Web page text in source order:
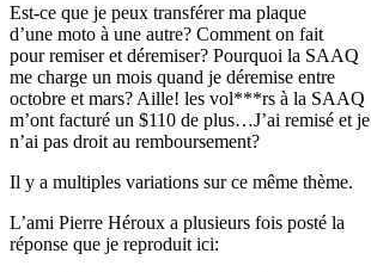
Est-ce que je peux transférer ma plaque
d’une moto à une autre? Comment on fait
pour remiser et déremiser? Pourquoi la SAAQ
me charge un mois quand je déremise entre
octobre et mars? Aille! les vol***rs à la SAAQ
m’ont facturé un $110 de plus…J’ai remisé et je
n’ai pas droit au remboursement?
Il y a multiples variations sur ce même thème.
L’ami Pierre Héroux a plusieurs fois posté la
réponse que je reproduit ici: